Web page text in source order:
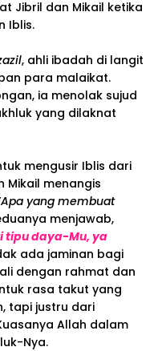
Jibril dan Mikail ketika
Iblis.
, ahli ibadah di langit
para malaikat.
ia menolak sujud
yang dilaknat
mengusir Iblis dari
Mikail menangis
yang membuat
menjawab,
tipu daya-Mu, ya
ada jaminan bagi
dengan rahmat dan
rasa takut yang
tapi justru dari
Allah dalam
Nya.